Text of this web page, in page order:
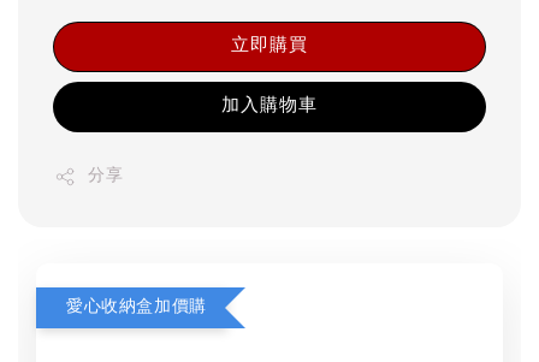
立即購買
加入購物車
分享
愛心收納盒加價購